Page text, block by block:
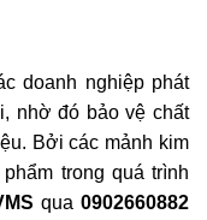
doanh nghiệp phát
nhờ đó bảo vệ chất
Bởi các mảnh kim
trong quá trình
qua 0902660882